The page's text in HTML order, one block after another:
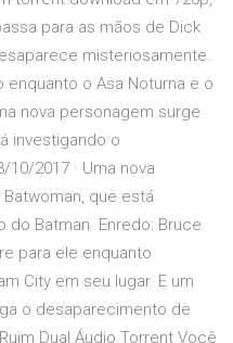
para as mãos de Dick
misteriosamente.
o Asa Noturna e o
nova personagem surge
investigando o
2017 · Uma nova
que está
Batman. Enredo: Bruce
para ele enquanto
City em seu lugar. E um
o desaparecimento de
Dual Áudio Torrent Você